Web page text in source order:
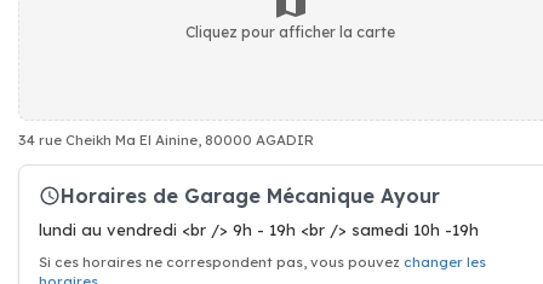
Cliquez pour afficher la carte
34 rue Cheikh Ma El Ainine, 80000 AGADIR
Horaires de Garage Mécanique Ayour
lundi au vendredi <br /> 9h - 19h <br /> samedi 10h -19h
Si ces horaires ne correspondent pas, vous pouvez changer les